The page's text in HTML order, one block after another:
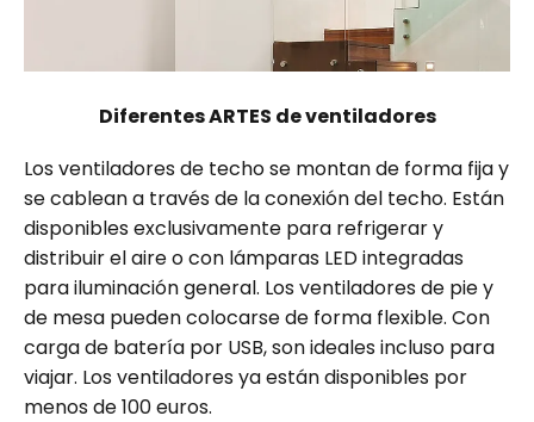
Diferentes ARTES de ventiladores
Los ventiladores de techo se montan de forma fija y
se cablean a través de la conexión del techo. Están
disponibles exclusivamente para refrigerar y
distribuir el aire o con lámparas LED integradas
para iluminación general. Los ventiladores de pie y
de mesa pueden colocarse de forma flexible. Con
carga de batería por USB, son ideales incluso para
viajar. Los ventiladores ya están disponibles por
menos de 100 euros.